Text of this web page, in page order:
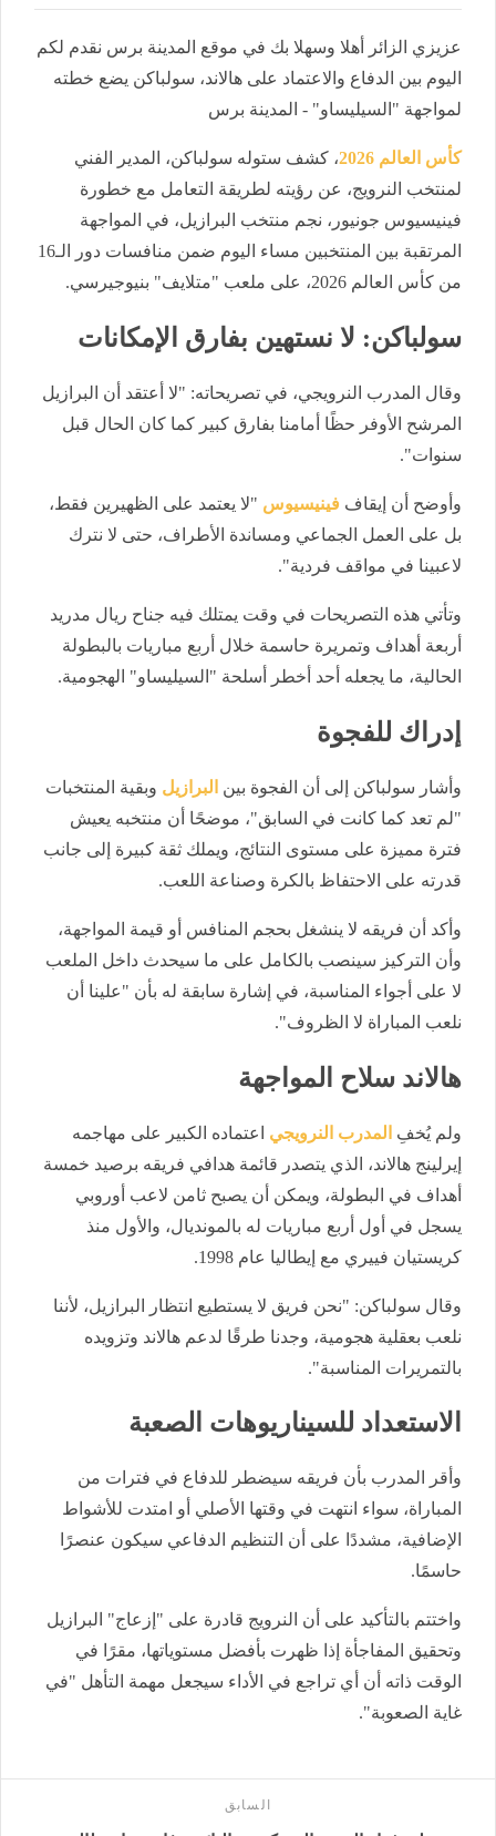
عزيزي الزائر أهلا وسهلا بك في موقع المدينة برس نقدم لكم
اليوم بين الدفاع والاعتماد على هالاند، سولباكن يضع خطته
لمواجهة "السيليساو" - المدينة برس
كأس العالم 2026
، كشف ستوله سولباكن، المدير الفني
لمنتخب النرويج، عن رؤيته لطريقة التعامل مع خطورة
فينيسيوس جونيور، نجم منتخب البرازيل، في المواجهة
المرتقبة بين المنتخبين مساء اليوم ضمن منافسات دور الـ16
من كأس العالم 2026، على ملعب "متلايف" بنيوجيرسي.
سولباكن: لا نستهين بفارق الإمكانات
وقال المدرب النرويجي، في تصريحاته: "لا أعتقد أن البرازيل
المرشح الأوفر حظًا أمامنا بفارق كبير كما كان الحال قبل
سنوات".
وأوضح أن إيقاف فينيسيوس "لا يعتمد على الظهيرين فقط،
بل على العمل الجماعي ومساندة الأطراف، حتى لا نترك
لاعبينا في مواقف فردية".
وتأتي هذه التصريحات في وقت يمتلك فيه جناح ريال مدريد
أربعة أهداف وتمريرة حاسمة خلال أربع مباريات بالبطولة
الحالية، ما يجعله أحد أخطر أسلحة "السيليساو" الهجومية.
إدراك للفجوة
وأشار سولباكن إلى أن الفجوة بين البرازيل وبقية المنتخبات
"لم تعد كما كانت في السابق"، موضحًا أن منتخبه يعيش
فترة مميزة على مستوى النتائج، ويملك ثقة كبيرة إلى جانب
قدرته على الاحتفاظ بالكرة وصناعة اللعب.
وأكد أن فريقه لا ينشغل بحجم المنافس أو قيمة المواجهة،
وأن التركيز سينصب بالكامل على ما سيحدث داخل الملعب
لا على أجواء المناسبة، في إشارة سابقة له بأن "علينا أن
نلعب المباراة لا الظروف".
هالاند سلاح المواجهة
ولم يُخفِ المدرب النرويجي اعتماده الكبير على مهاجمه
إيرلينج هالاند، الذي يتصدر قائمة هدافي فريقه برصيد خمسة
أهداف في البطولة، ويمكن أن يصبح ثامن لاعب أوروبي
يسجل في أول أربع مباريات له بالمونديال، والأول منذ
كريستيان فييري مع إيطاليا عام 1998.
وقال سولباكن: "نحن فريق لا يستطيع انتظار البرازيل، لأننا
نلعب بعقلية هجومية، وجدنا طرقًا لدعم هالاند وتزويده
بالتمريرات المناسبة".
الاستعداد للسيناريوهات الصعبة
وأقر المدرب بأن فريقه سيضطر للدفاع في فترات من
المباراة، سواء انتهت في وقتها الأصلي أو امتدت للأشواط
الإضافية، مشددًا على أن التنظيم الدفاعي سيكون عنصرًا
حاسمًا.
واختتم بالتأكيد على أن النرويج قادرة على "إزعاج" البرازيل
وتحقيق المفاجأة إذا ظهرت بأفضل مستوياتها، مقرًا في
الوقت ذاته أن أي تراجع في الأداء سيجعل مهمة التأهل "في
غاية الصعوبة".
السابق